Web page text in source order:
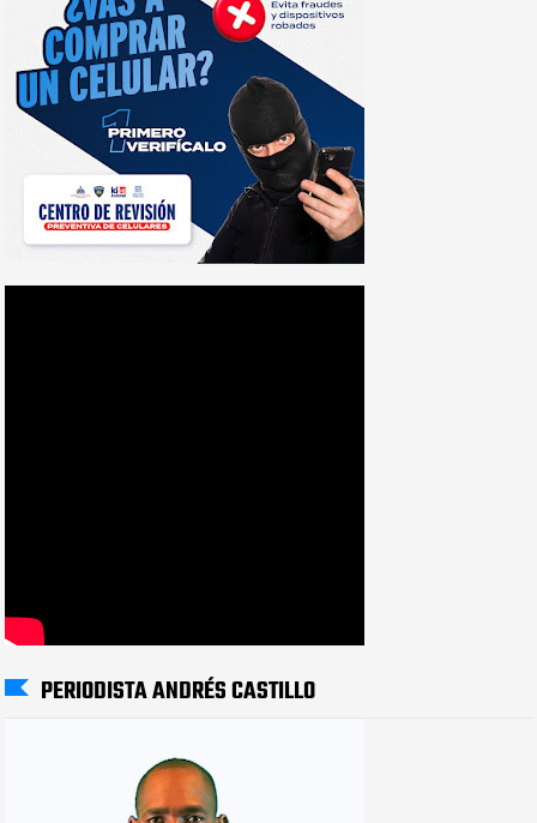
PERIODISTA ANDRÉS CASTILLO